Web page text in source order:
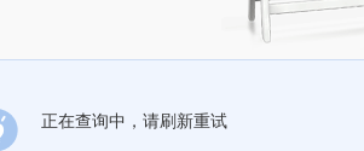
正在查询中，请刷新重试